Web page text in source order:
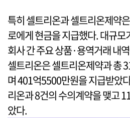
특히 셀트리온과 셀트리온제약
로에게 현금을 지급했다. 대규
회사 간 주요 상품·용역거래 내
셀트리온은 셀트리온제약과 총
며 401억5500만원을 지급받았
리온과 8건의 수의계약을 맺고
았다.